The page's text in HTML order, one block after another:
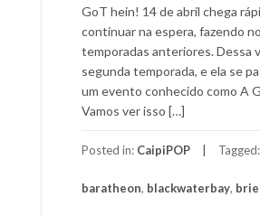
GoT hein! 14 de abril chega
continuar na espera, fazendo
temporadas anteriores. Dessa
segunda temporada, e ela se
um evento conhecido como A
Vamos ver isso […]
Posted in: CaipiPOP Tagged:
baratheon, blackwaterbay,